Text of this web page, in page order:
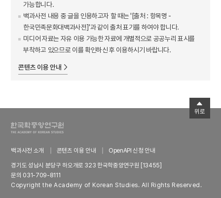
가능합니다.
백과사전 내용 중 글을 인용하고자 할 때는 '[출처 : 항목명 -
한국민족문화대백과사전]'과 같이 출처 표기를 하여야 합니다.
미디어 자료는 자유 이용 가능한 자료에 개별적으로 공공누리 표시를
부착하고 있으므로 이를 확인하신 후 이용하시기 바랍니다.
콘텐츠 이용 안내
백과사전 소개 콘텐츠 이용 안내
OpenAPI 신청 안내
경기도 성남시 분당구 하오개로 323 한국학중앙연구원 [13455]
문의 031-709-8111
Copyright the Academy of Korean Studies. All Rights Reserved.
위로